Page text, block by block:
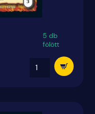
5 db
fölött